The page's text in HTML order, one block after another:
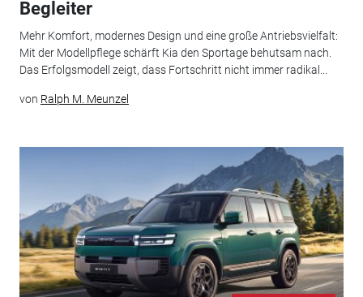
Begleiter
Mehr Komfort, modernes Design und eine große Antriebsvielfalt:
Mit der Modellpflege schärft Kia den Sportage behutsam nach.
Das Erfolgsmodell zeigt, dass Fortschritt nicht immer radikal...
von Ralph M. Meunzel